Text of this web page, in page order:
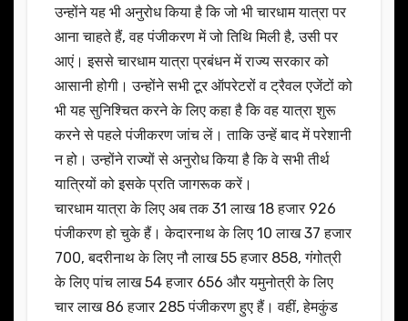
उन्होंने यह भी अनुरोध किया है कि जो भी चारधाम यात्रा पर
आना चाहते हैं, वह पंजीकरण में जो तिथि मिली है, उसी पर
आएं। इससे चारधाम यात्रा प्रबंधन में राज्य सरकार को
आसानी होगी। उन्होंने सभी टूर ऑपरेटरों व ट्रैवल एजेंटों को
भी यह सुनिश्चित करने के लिए कहा है कि वह यात्रा शुरू
करने से पहले पंजीकरण जांच लें। ताकि उन्हें बाद में परेशानी
न हो। उन्होंने राज्यों से अनुरोध किया है कि वे सभी तीर्थ
यात्रियों को इसके प्रति जागरूक करें।
चारधाम यात्रा के लिए अब तक 31 लाख 18 हजार 926
पंजीकरण हो चुके हैं। केदारनाथ के लिए 10 लाख 37 हजार
700, बदरीनाथ के लिए नौ लाख 55 हजार 858, गंगोत्री
के लिए पांच लाख 54 हजार 656 और यमुनोत्री के लिए
चार लाख 86 हजार 285 पंजीकरण हुए हैं। वहीं, हेमकुंड